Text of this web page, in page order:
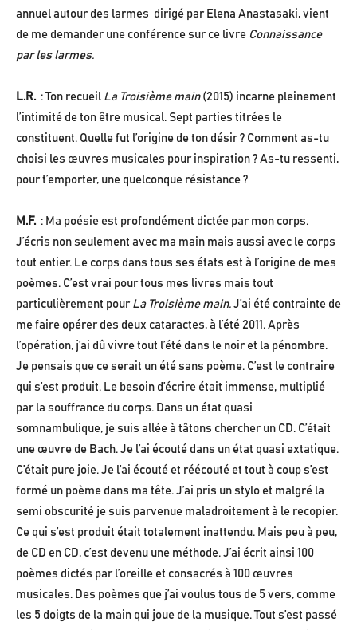
annuel autour des larmes dirigé par Elena Anastasaki, vient
de me demander une conférence sur ce livre Connaissance
par les larmes.
L.R. : Ton recueil La Troisième main(2015) incarne pleinement
l’intimité de ton être musical. Sept parties titrées le
constituent. Quelle fut l’origine de ton désir ? Comment as-tu
choisi les œuvres musicales pour inspiration ? As-tu ressenti,
pour t’emporter, une quelconque résistance ?
M.F. : Ma poésie est profondément dictée par mon corps.
J’écris non seulement avec ma main mais aussi avec le corps
tout entier. Le corps dans tous ses états est à l’origine de mes
poèmes. C’est vrai pour tous mes livres mais tout
particulièrement pour La Troisième main. J’ai été contrainte de
me faire opérer des deux cataractes, à l’été 2011. Après
l’opération, j’ai dû vivre tout l’été dans le noir et la pénombre.
Je pensais que ce serait un été sans poème. C’est le contraire
qui s’est produit. Le besoin d’écrire était immense, multiplié
par la souffrance du corps. Dans un état quasi
somnambulique, je suis allée à tâtons chercher un CD. C’était
une œuvre de Bach. Je l’ai écouté dans un état quasi extatique.
C’était pure joie. Je l’ai écouté et réécouté et tout à coup s’est
formé un poème dans ma tête. J’ai pris un stylo et malgré la
semi obscurité je suis parvenue maladroitement à le recopier.
Ce qui s’est produit était totalement inattendu. Mais peu à peu,
de CD en CD, c’est devenu une méthode. J’ai écrit ainsi 100
poèmes dictés par l’oreille et consacrés à 100 œuvres
musicales. Des poèmes que j’ai voulus tous de 5 vers, comme
les 5 doigts de la main qui joue de la musique. Tout s’est passé